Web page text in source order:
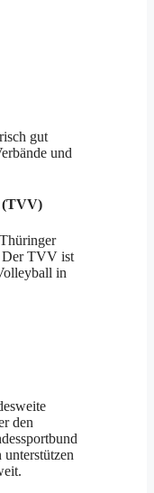
gut
und
(TVV)
Der TVV ist
in
den